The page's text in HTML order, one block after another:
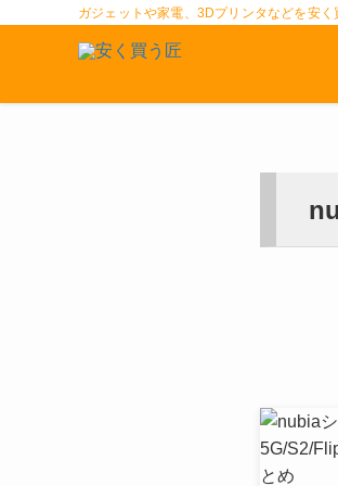
ガジェットや家電、3Dプリンタなどを安